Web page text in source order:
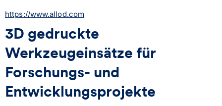
https://www.allod.com
3D gedruckte
Werkzeugeinsätze für
Forschungs- und
Entwicklungsprojekte